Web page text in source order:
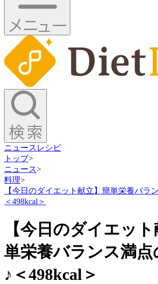
ニュース レシピ
トップ>
ニュース>
料理>
【今日のダイエット献立】簡単栄養バラ
＜498kcal＞
【今日のダイエッ
単栄養バランス満点
♪＜498kcal＞